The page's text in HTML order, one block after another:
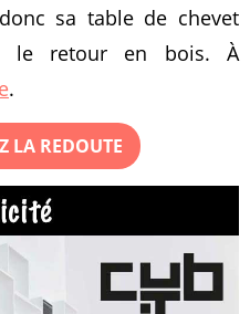
sa table de chevet
le retour en bois. À
.
LA REDOUTE